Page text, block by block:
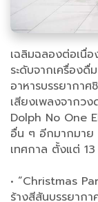
เฉลิมฉลองต่อเนื่
ระดับจากเครื่องดื่
อาหารบรรยากาศ
เสียงเพลงจากว
Dolph No One
อื่น ๆ อีกมากมาย
เทศกาล ตั้งแต่
• “Christmas
ร้างสีสันบรรยาก